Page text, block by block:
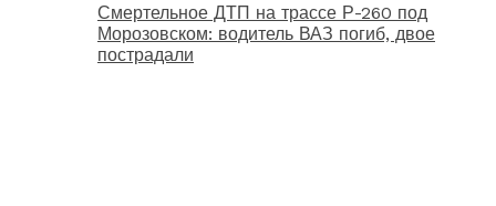
Смертельное ДТП на трассе Р-260 под
Морозовском: водитель ВАЗ погиб, двое
пострадали